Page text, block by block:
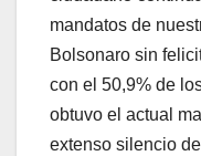
mandatos de
Bolsonaro sin
con el 50,9% de
obtuvo el actual
extenso silencio